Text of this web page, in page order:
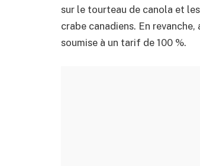
sur le tourteau de canola et
crabe canadiens. En
soumise à un tarif de 100 %.